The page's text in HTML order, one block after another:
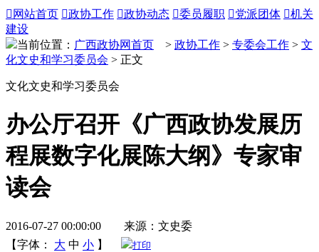
 网站首页 政协工作 政协动态 委员履职 党派团体 机关
建设
当前位置： 广西政协网首页 > 政协工作 > 专委会工作 > 文
化文史和学习委员会 > 正文
文化文史和学习委员会
办公厅召开《广西政协发展历
程展数字化展陈大纲》专家审
读会
2016-07-27 00:00:00 来源：文史委
【字体：
大 中 小 】 打印